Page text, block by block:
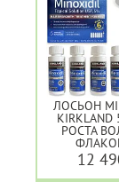
ЛОСЬОН
РОСТА
12